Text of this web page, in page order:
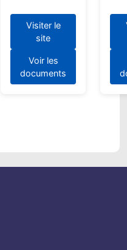
Visiter le
site
Voir les
documents